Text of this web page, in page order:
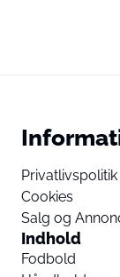
Privatlivspolitik
Cookies
Salg og
Indhold
Fodbold